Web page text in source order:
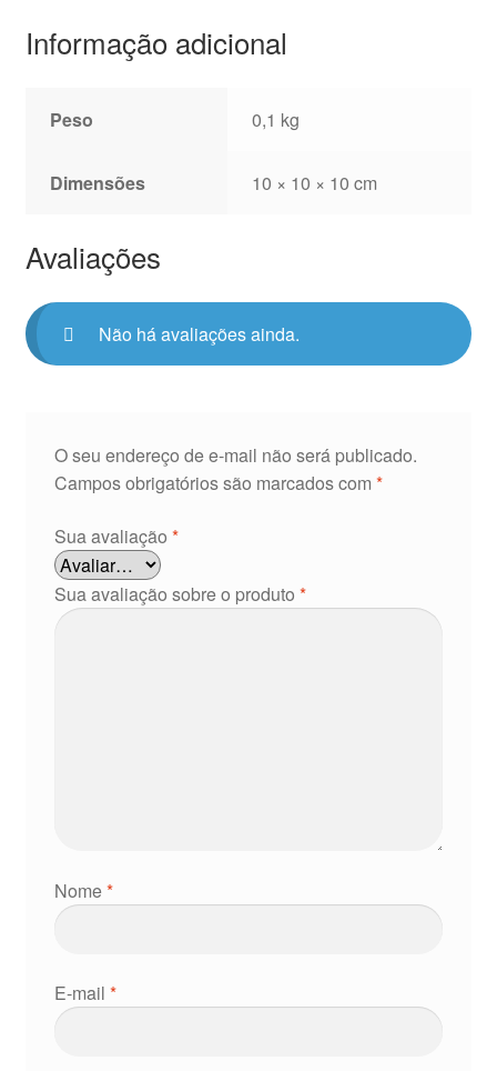
Informação adicional
Peso 0,1 kg
Dimensões 10 × 10 × 10 cm
Avaliações
Não há avaliações ainda.
O seu endereço de e-mail não será publicado.
Campos obrigatórios são marcados com *
Sua avaliação *
Sua avaliação sobre o produto *
Nome*
E-mail *